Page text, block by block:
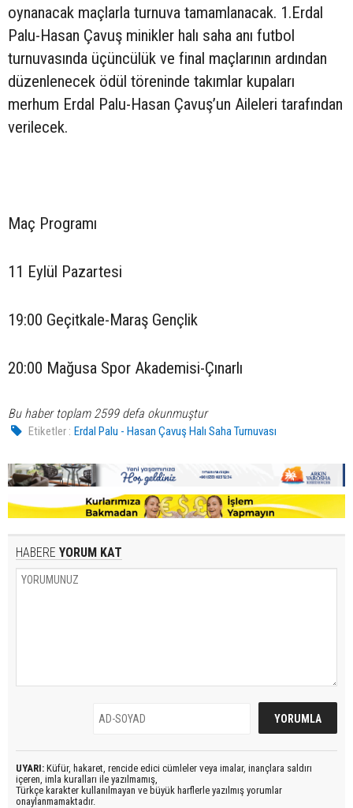
oynanacak maçlarla turnuva tamamlanacak. 1.Erdal
Palu-Hasan Çavuş minikler halı saha anı futbol
turnuvasında üçüncülük ve final maçlarının ardından
düzenlenecek ödül töreninde takımlar kupaları
merhum Erdal Palu-Hasan Çavuş’un Aileleri tarafından
verilecek.
Maç Programı
11 Eylül Pazartesi
19:00 Geçitkale-Maraş Gençlik
20:00 Mağusa Spor Akademisi-Çınarlı
Bu haber toplam 2599 defa okunmuştur
Etiketler : Erdal Palu - Hasan Çavuş Halı Saha Turnuvası
HABERE YORUM KAT
UYARI: Küfür, hakaret, rencide edici cümleler veya imalar, inançlara saldırı
içeren, imla kuralları ile yazılmamış,
Türkçe karakter kullanılmayan ve büyük harflerle yazılmış yorumlar
onaylanmamaktadır.